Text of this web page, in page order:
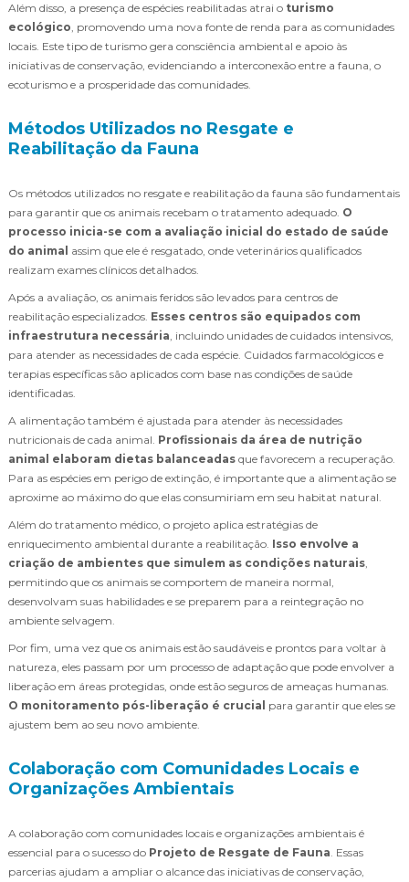
Além disso, a presença de espécies reabilitadas atrai o turismo
ecológico, promovendo uma nova fonte de renda para as comunidades
locais. Este tipo de turismo gera consciência ambiental e apoio às
iniciativas de conservação, evidenciando a interconexão entre a fauna, o
ecoturismo e a prosperidade das comunidades.
Métodos Utilizados no Resgate e
Reabilitação da Fauna
Os métodos utilizados no resgate e reabilitação da fauna são fundamentais
para garantir que os animais recebam o tratamento adequado. O
processo inicia-se com a avaliação inicial do estado de saúde
do animal assim que ele é resgatado, onde veterinários qualificados
realizam exames clínicos detalhados.
Após a avaliação, os animais feridos são levados para centros de
reabilitação especializados. Esses centros são equipados com
infraestrutura necessária, incluindo unidades de cuidados intensivos,
para atender as necessidades de cada espécie. Cuidados farmacológicos e
terapias específicas são aplicados com base nas condições de saúde
identificadas.
A alimentação também é ajustada para atender às necessidades
nutricionais de cada animal. Profissionais da área de nutrição
animal elaboram dietas balanceadas que favorecem a recuperação.
Para as espécies em perigo de extinção, é importante que a alimentação se
aproxime ao máximo do que elas consumiriam em seu habitat natural.
Além do tratamento médico, o projeto aplica estratégias de
enriquecimento ambiental durante a reabilitação. Isso envolve a
criação de ambientes que simulem as condições naturais,
permitindo que os animais se comportem de maneira normal,
desenvolvam suas habilidades e se preparem para a reintegração no
ambiente selvagem.
Por fim, uma vez que os animais estão saudáveis e prontos para voltar à
natureza, eles passam por um processo de adaptação que pode envolver a
liberação em áreas protegidas, onde estão seguros de ameaças humanas.
O monitoramento pós-liberação é crucial para garantir que eles se
ajustem bem ao seu novo ambiente.
Colaboração com Comunidades Locais e
Organizações Ambientais
A colaboração com comunidades locais e organizações ambientais é
essencial para o sucesso do Projeto de Resgate de Fauna. Essas
parcerias ajudam a ampliar o alcance das iniciativas de conservação,